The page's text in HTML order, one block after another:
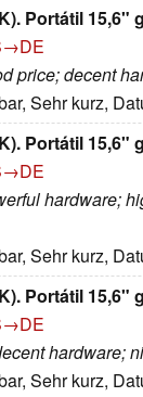
Portátil
price; decent
Sehr kurz,
Portátil
hardware;
Sehr kurz,
Portátil
hardware;
Sehr kurz,